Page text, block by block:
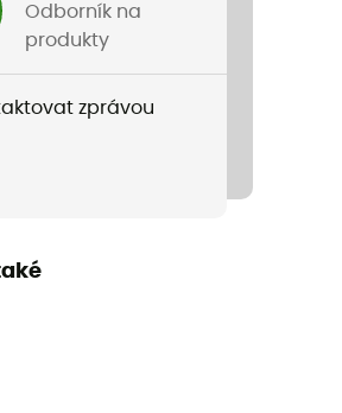
longue distance antioxydant
Odborník na
produkty
zprávou